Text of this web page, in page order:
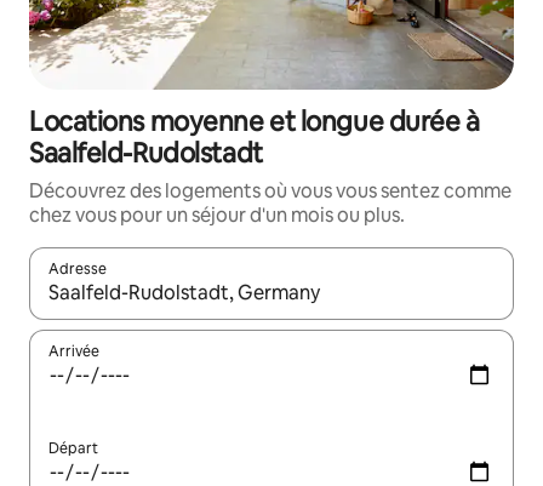
Locations moyenne et longue durée à
Saalfeld-Rudolstadt
Découvrez des logements où vous vous sentez comme
chez vous pour un séjour d'un mois ou plus.
Adresse
Lorsque les résultats s'affichent, utilisez les flèches vers le
Arrivée
Départ